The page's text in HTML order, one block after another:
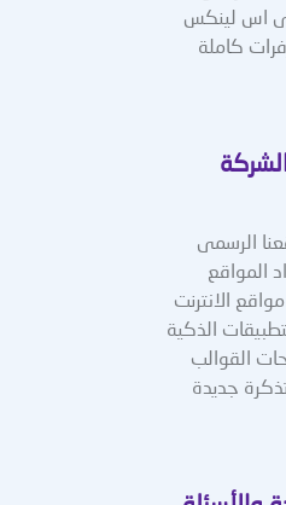
اس لينكس
كاملة
الرسمى
المواقع
الانترنت
الذكية
القوالب
جديدة